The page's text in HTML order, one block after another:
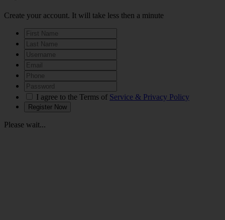
Create your account. It will take less then a minute
I agree to the Terms of Service & Privacy Policy
Please wait...